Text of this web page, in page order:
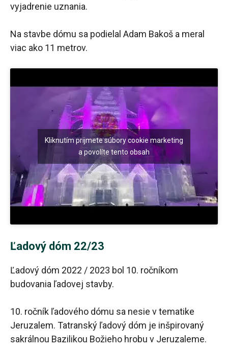
vyjadrenie uznania.
Na stavbe dómu sa podielal Adam Bakoš a meral
viac ako 11 metrov.
Kliknutím prijmete súbory cookie marketing
a povolíte tento obsah
Ľadový dóm 22/23
Ľadový dóm 2022 / 2023 bol 10. ročníkom
budovania ľadovej stavby.
10. ročník ľadového dómu sa nesie v tematike
Jeruzalem. Tatranský ľadový dóm je inšpirovaný
sakrálnou Bazilikou Božieho hrobu v Jeruzaleme.